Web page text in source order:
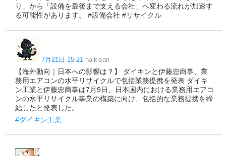
り」から「設備を最後まで支える会社」へ変わる流れが加速す
る可能性があります。 #設備会社 #リサイクル
7月21日 15:21 haikisan
【海外動向｜日本への影響は？】 ダイキンと伊藤忠商事、業
務用エアコンの水平リサイクルで包括業務提携を発表 ダイキ
ン工業と伊藤忠商事は7月9日、日本国内における業務用エアコ
ンの水平リサイクル事業の構築に向け、包括的な業務提携を締
結したと発表した。
#ダイキン工業